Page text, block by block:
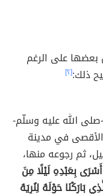
بعضها على الرغم
ذلك:[٢]
الله عليه وسلّم-
في مدينة
ثم رجوعه منها،
بِعَبْدِهِ لَيْلًا مِنَ
بَارَكْنَا حَوْلَهُ لِنُرِيَهُ